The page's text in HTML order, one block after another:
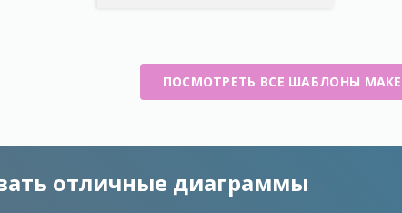
ПОСМОТРЕТЬ ВСЕ ШАБЛОНЫ
отличные диаграммы